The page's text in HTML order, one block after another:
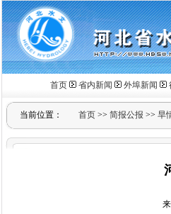
首页 省内新闻 外埠新闻
当前位置： 首页 >> 简报公报 >> 旱